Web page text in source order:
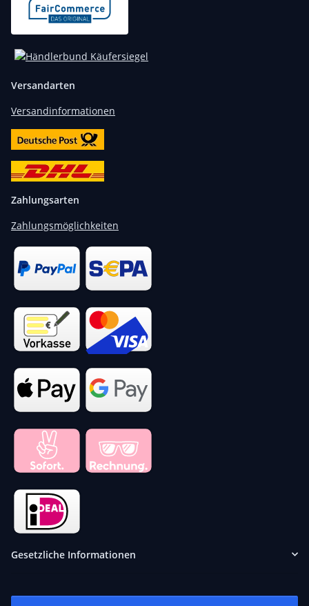
Versandarten
Versandinformationen
Zahlungsarten
Zahlungsmöglichkeiten
Gesetzliche Informationen